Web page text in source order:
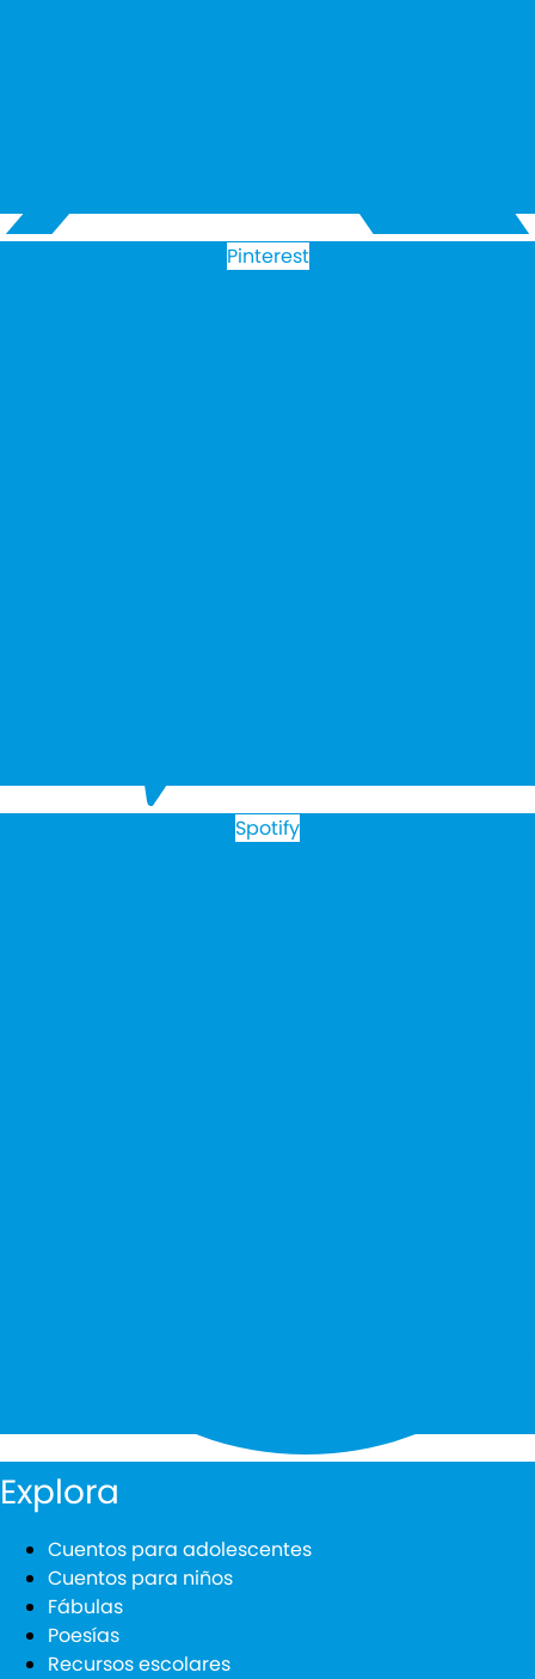
Pinterest
Spotify
Explora
Cuentos para adolescentes
Cuentos para niños
Fábulas
Poesías
Recursos escolares